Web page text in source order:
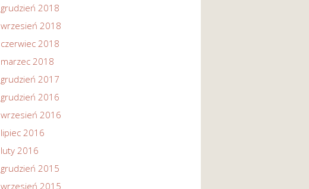
grudzień 2018
wrzesień 2018
czerwiec 2018
marzec 2018
grudzień 2017
grudzień 2016
wrzesień 2016
lipiec 2016
luty 2016
grudzień 2015
wrzesień 2015